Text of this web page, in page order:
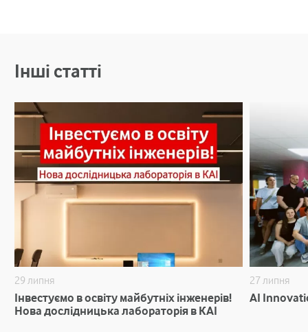
Інші статті
29 липня
Інвестуємо в освіту майбутніх інженерів!
Нова дослідницька лабораторія в КАІ
27 липня
AI